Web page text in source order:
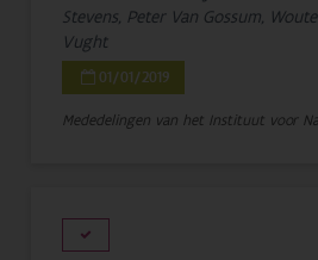
Stevens, Peter Van Gossum,
Vught
01/01/2019
Mededelingen van het Instituut voor